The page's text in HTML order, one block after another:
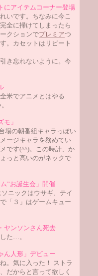
にアイテムコーナー登場
いです。ちなみに今こ
全に掃けてしまったら
クションでプレミアつ
。カセットはリピート
き忘れないように。今
米でアニメとはやる
」
場の朝番組キャラっぽい
ージキャラを務めてい
です(^^)。この時計、か
っと高いのがネックで
”お誕生会」開催
ニックはウサギ、テイ
「３」はゲームキュー
ヤンソンさん死去
た…。
ん人形」デビュー
。気に入った！ ストラ
だからと言って欲しく